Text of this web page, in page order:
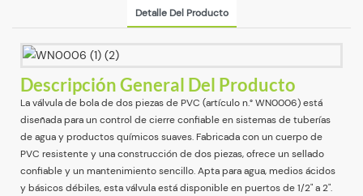
Detalle Del Producto
Descripción General Del Producto
La válvula de bola de dos piezas de PVC (artículo n.° WN0006) está
diseñada para un control de cierre confiable en sistemas de tuberías
de agua y productos químicos suaves. Fabricada con un cuerpo de
PVC resistente y una construcción de dos piezas, ofrece un sellado
confiable y un mantenimiento sencillo. Apta para agua, medios ácidos
y básicos débiles, esta válvula está disponible en puertos de 1/2" a 2".